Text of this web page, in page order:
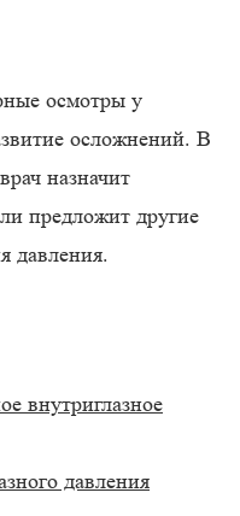
осмотры у
осложнений. В
назначит
предложит другие
давления.
внутриглазное
давления